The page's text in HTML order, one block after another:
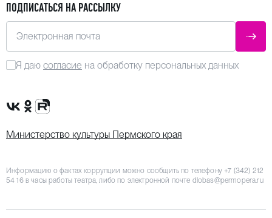
ПОДПИСАТЬСЯ НА РАССЫЛКУ
Электронная почта
Я даю согласие на обработку персональных данных
Сообщество VK
Группа в одноклассниках
Канал Rutube
Министерство культуры Пермского края
Информацию о фактах коррупции можно сообщить по телефону+7 (342) 212
54 16в часы работы театра, либо по электронной почте dlobas@permopera.ru